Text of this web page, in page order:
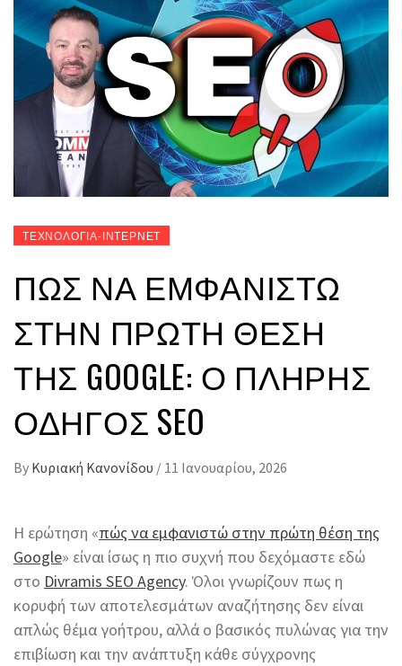
ΤΕΧΝΟΛΟΓΙΑ-ΙΝΤΕΡΝΕΤ
ΠΏΣ ΝΑ ΕΜΦΑΝΙΣΤΏ
ΣΤΗΝ ΠΡΏΤΗ ΘΈΣΗ
ΤΗΣ GOOGLE: Ο ΠΛΉΡΗΣ
ΟΔΗΓΌΣ SEO
By Κυριακή Κανονίδου / 11 Ιανουαρίου, 2026
Η ερώτηση «πώς να εμφανιστώ στην πρώτη θέση της
Google» είναι ίσως η πιο συχνή που δεχόμαστε εδώ
στο Divramis SEO Agency. Όλοι γνωρίζουν πως η
κορυφή των αποτελεσμάτων αναζήτησης δεν είναι
απλώς θέμα γοήτρου, αλλά ο βασικός πυλώνας για την
επιβίωση και την ανάπτυξη κάθε σύγχρονης